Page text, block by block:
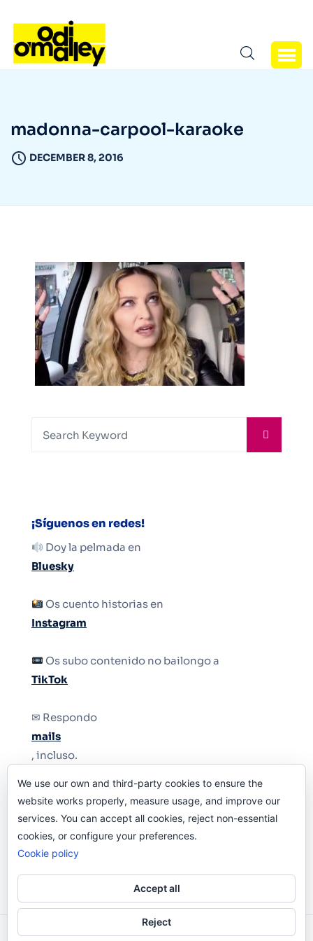
madonna-carpool-karaoke
DECEMBER 8, 2016
¡Síguenos en redes!
Doy la pelmada en
Bluesky
Os cuento historias en
Instagram
Os subo contenido no bailongo a
TikTok
✉ Respondo
mails
, incluso.
Y si una persona no puede tener teléfono, que
le quiten el teléfono.
We use our own and third-party cookies to ensure the
website works properly, measure usage, and improve our
services. You can accept all cookies, reject non-essential
cookies, or configure your preferences.
Cookie policy
Accept all
Reject